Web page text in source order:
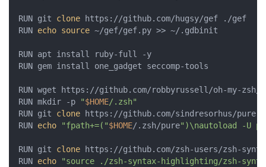
RUN git clone https://github.com/hugsy/gef ./gef
RUN echo source ~/gef/gef.py >> ~/.gdbinit
RUN apt install ruby-full -y
RUN gem install one_gadget seccomp-tools
RUN wget https://github.com/robbyrussell/oh-my-
RUN mkdir -p
"$HOME/.zsh"
RUN git clone https://github.com/sindresorhus/
RUN echo "fpath+=("$HOME/.zsh/pure")\nautoload -U
RUN git clone https://github.com/zsh-users/zsh-
RUN echo "source ./zsh-syntax-highlighting/zsh-